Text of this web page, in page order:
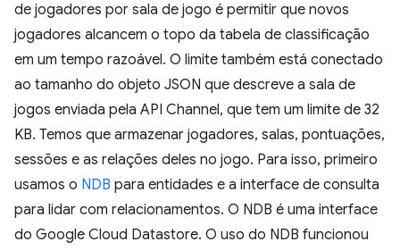
de jogadores por sala de jogo é permitir que novos
jogadores alcancem o topo da tabela de classificação
em um tempo razoável. O limite também está conectado
ao tamanho do objeto JSON que descreve a sala de
jogos enviada pela API Channel, que tem um limite de 32
KB. Temos que armazenar jogadores, salas, pontuações,
sessões e as relações deles no jogo. Para isso, primeiro
usamos o NDB para entidades e a interface de consulta
para lidar com relacionamentos. O NDB é uma interface
do Google Cloud Datastore. O uso do NDB funcionou